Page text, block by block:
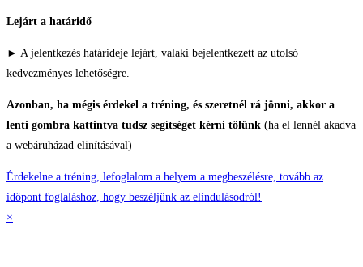
Skip
content
Lejárt a határidő
► A jelentkezés határideje lejárt, valaki bejelentkezett az utolsó
kedvezményes lehetőségre.
Azonban, ha mégis érdekel a tréning, és szeretnél rá jönni, akkor a
lenti gombra kattintva tudsz segítséget kérni tőlünk (ha el lennél akadva
a webáruházad elinításával)
Érdekelne a tréning, lefoglalom a helyem a megbeszélésre, tovább az
időpont foglaláshoz, hogy beszéljünk az elindulásodról!
×